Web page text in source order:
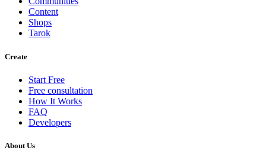
Content
Shops
Tarok
Create
Start Free
Free consultation
How It Works
FAQ
Developers
About Us